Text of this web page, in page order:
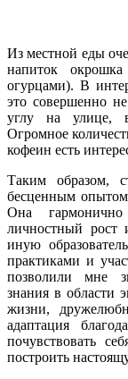
Из местной еды
напиток
огурцами). В
это совершенно
углу на улице,
Огромное
кофеин есть
Таким образом,
бесценным
Она гармонично
личностный рост
иную
практиками и
позволили мне
знания в области
жизни,
адаптация
почувствовать
построить